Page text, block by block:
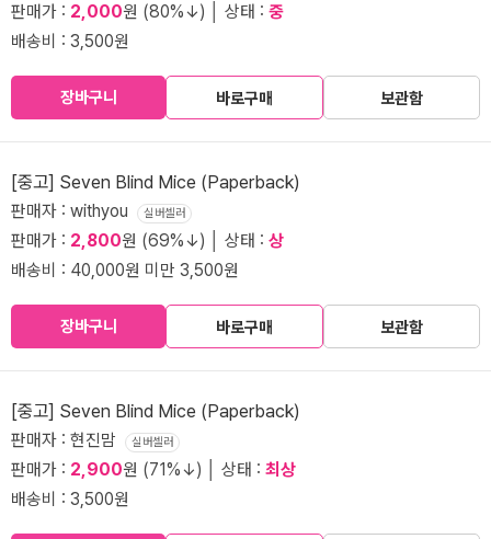
판매가 : 2,000원 (80%↓) │ 상태 : 중
배송비 : 3,500원
장바구니 바로구매 보관함
[중고] Seven Blind Mice (Paperback)
판매자 : withyou 실버셀러
판매가 : 2,800원 (69%↓) │ 상태 : 상
배송비 : 40,000원 미만 3,500원
장바구니 바로구매 보관함
[중고] Seven Blind Mice (Paperback)
판매자 : 현진맘 실버셀러
판매가 : 2,900원 (71%↓) │ 상태 : 최상
배송비 : 3,500원